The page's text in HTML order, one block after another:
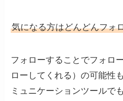
気になる方はどんどんフォ
フォローすることでフォロ
ローしてくれる）の可能性
ミュニケーションツールで